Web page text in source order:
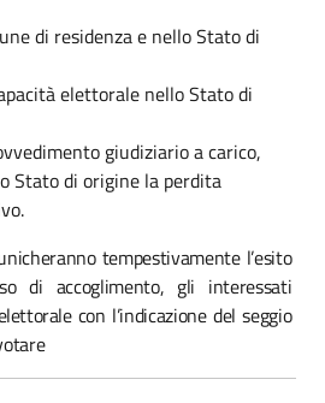
di residenza e nello Stato di
elettorale nello Stato di
giudiziario a carico,
Stato di origine la perdita
tempestivamente l’esito
di accoglimento, gli interessati
con l’indicazione delseggio